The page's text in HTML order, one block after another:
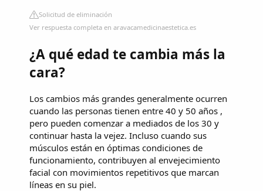
Solicitud de eliminación
Ver respuesta completa en aravacamedicinaestetica.es
¿A qué edad te cambia más la
cara?
Los cambios más grandes generalmente ocurren
cuando las personas tienen entre 40 y 50 años ,
pero pueden comenzar a mediados de los 30 y
continuar hasta la vejez. Incluso cuando sus
músculos están en óptimas condiciones de
funcionamiento, contribuyen al envejecimiento
facial con movimientos repetitivos que marcan
líneas en su piel.